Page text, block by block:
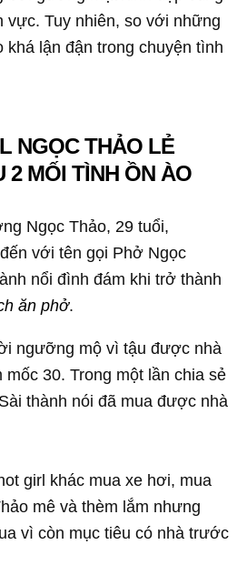
vực. Tuy nhiên, so với những
khá lận đận trong chuyện tình
NGỌC THẢO LẺ
2 MỐI TÌNH ỒN ÀO
Ngọc Thảo, 29 tuổi,
với tên gọi Phở Ngọc
nổi đình đám khi trở thành
ăn phở.
ngưỡng mộ vì tậu được nhà
30. Trong một lần chia sẻ
thành nói đã mua được nhà
girl khác mua xe hơi, mua
mê và thèm lắm nhưng
vì còn mục tiêu có nhà trước